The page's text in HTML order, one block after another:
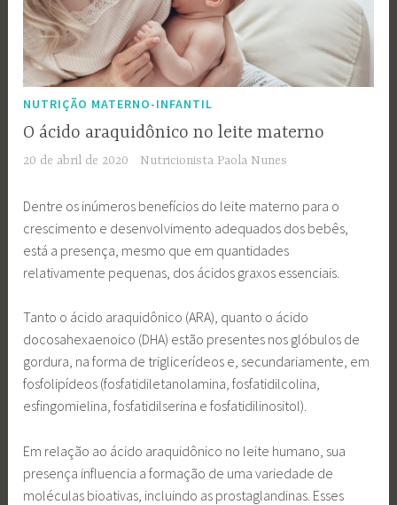
NUTRIÇÃO MATERNO-INFANTIL
O ácido araquidônico no leite materno
20 de abril de 2020 Nutricionista Paola Nunes
Dentre os inúmeros benefícios do leite materno para o
crescimento e desenvolvimento adequados dos bebês,
está a presença, mesmo que em quantidades
relativamente pequenas, dos ácidos graxos essenciais.
Tanto o ácido araquidônico (ARA), quanto o ácido
docosahexaenoico (DHA) estão presentes nos glóbulos de
gordura, na forma de triglicerídeos e, secundariamente, em
fosfolipídeos (fosfatidiletanolamina, fosfatidilcolina,
esfingomielina, fosfatidilserina e fosfatidilinositol).
Em relação ao ácido araquidônico no leite humano, sua
presença influencia a formação de uma variedade de
moléculas bioativas, incluindo as prostaglandinas. Esses